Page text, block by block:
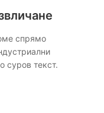
спрямо
суров текст.